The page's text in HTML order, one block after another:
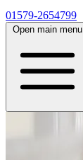
01579-2654799
Open main menu